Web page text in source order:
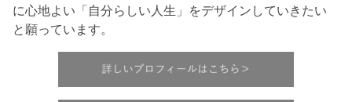
に心地よい「自分らしい人生」をデザインしていきたい
と願っています。